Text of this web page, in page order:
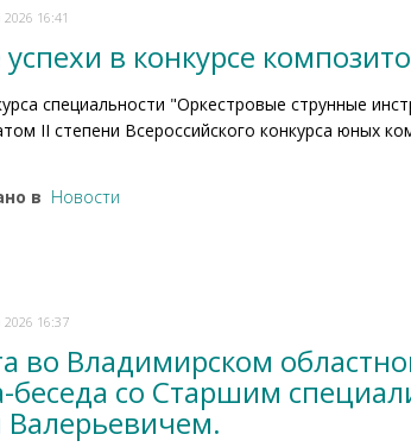
2026 16:41
в конкурсе
специальности "Оркестровые струнные
II степени Всероссийского конкурса юных
в Новости
2026 16:37
во Владимирском
беседа со Старшим